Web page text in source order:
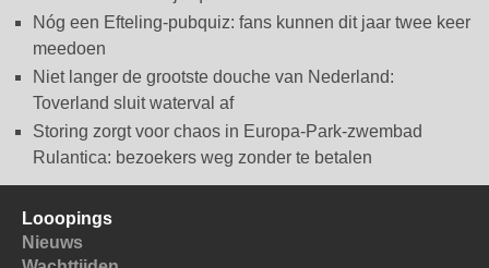
Nóg een Efteling-pubquiz: fans kunnen dit jaar twee keer
meedoen
Niet langer de grootste douche van Nederland:
Toverland sluit waterval af
Storing zorgt voor chaos in Europa-Park-zwembad
Rulantica: bezoekers weg zonder te betalen
Looopings
Nieuws